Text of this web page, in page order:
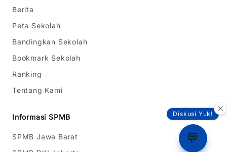
Diskusi Yuk!
💬
Berita
Peta Sekolah
Bandingkan Sekolah
Bookmark Sekolah
Ranking
Tentang Kami
Informasi SPMB
SPMB Jawa Barat